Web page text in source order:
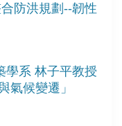
防洪規劃--韌性
學系 林子平教授
氣候變遷」